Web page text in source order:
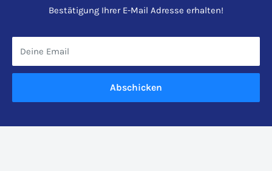
Bestätigung Ihrer E-Mail Adresse erhalten!
Deine Email
Abschicken